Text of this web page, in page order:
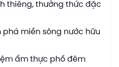
thiêng, thưởng thức đặc
phá miền sông nước hữu
ẩm thực phố đêm